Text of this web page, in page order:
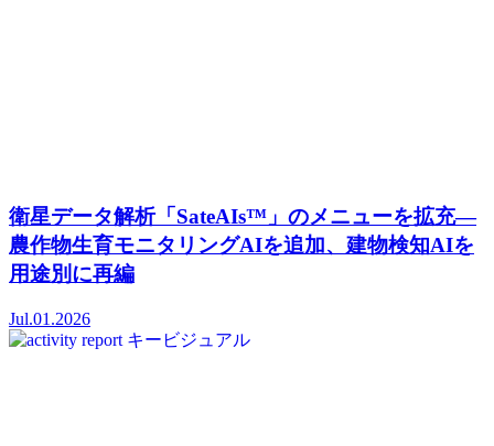
衛星データ解析「SateAIs™」のメニューを拡充―
農作物生育モニタリングAIを追加、建物検知AIを
用途別に再編
Jul.01.2026